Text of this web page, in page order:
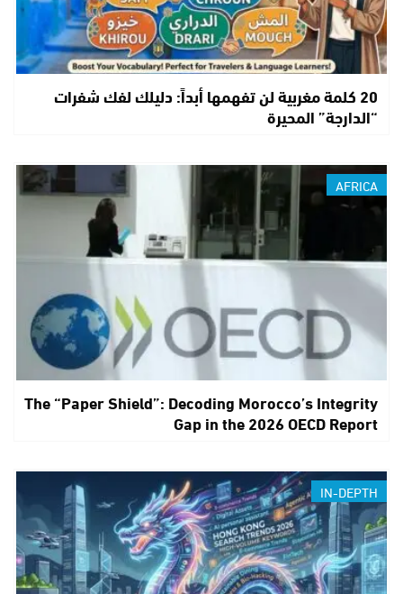
20 كلمة مغربية لن تفهمها أبداً: دليلك لفك شفرات
“الدارجة” المحيرة
AFRICA
The “Paper Shield”: Decoding Morocco’s Integrity
Gap in the 2026 OECD Report
IN-DEPTH